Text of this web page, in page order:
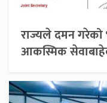
राज्यले दमन
आकस्मिक